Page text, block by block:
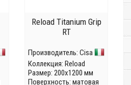
Reload Titanium Grip
RT
Производитель: Cisa
Коллекция: Reload
Размер: 200x1200 мм
Поверхность: матовая